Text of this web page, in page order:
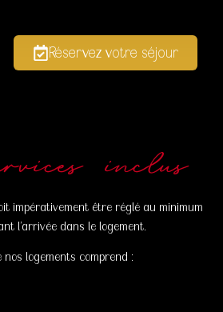
Réservez votre séjour
inclus
impérativement être réglé au minimum
l’arrivée dans le logement.
nos logements comprend :